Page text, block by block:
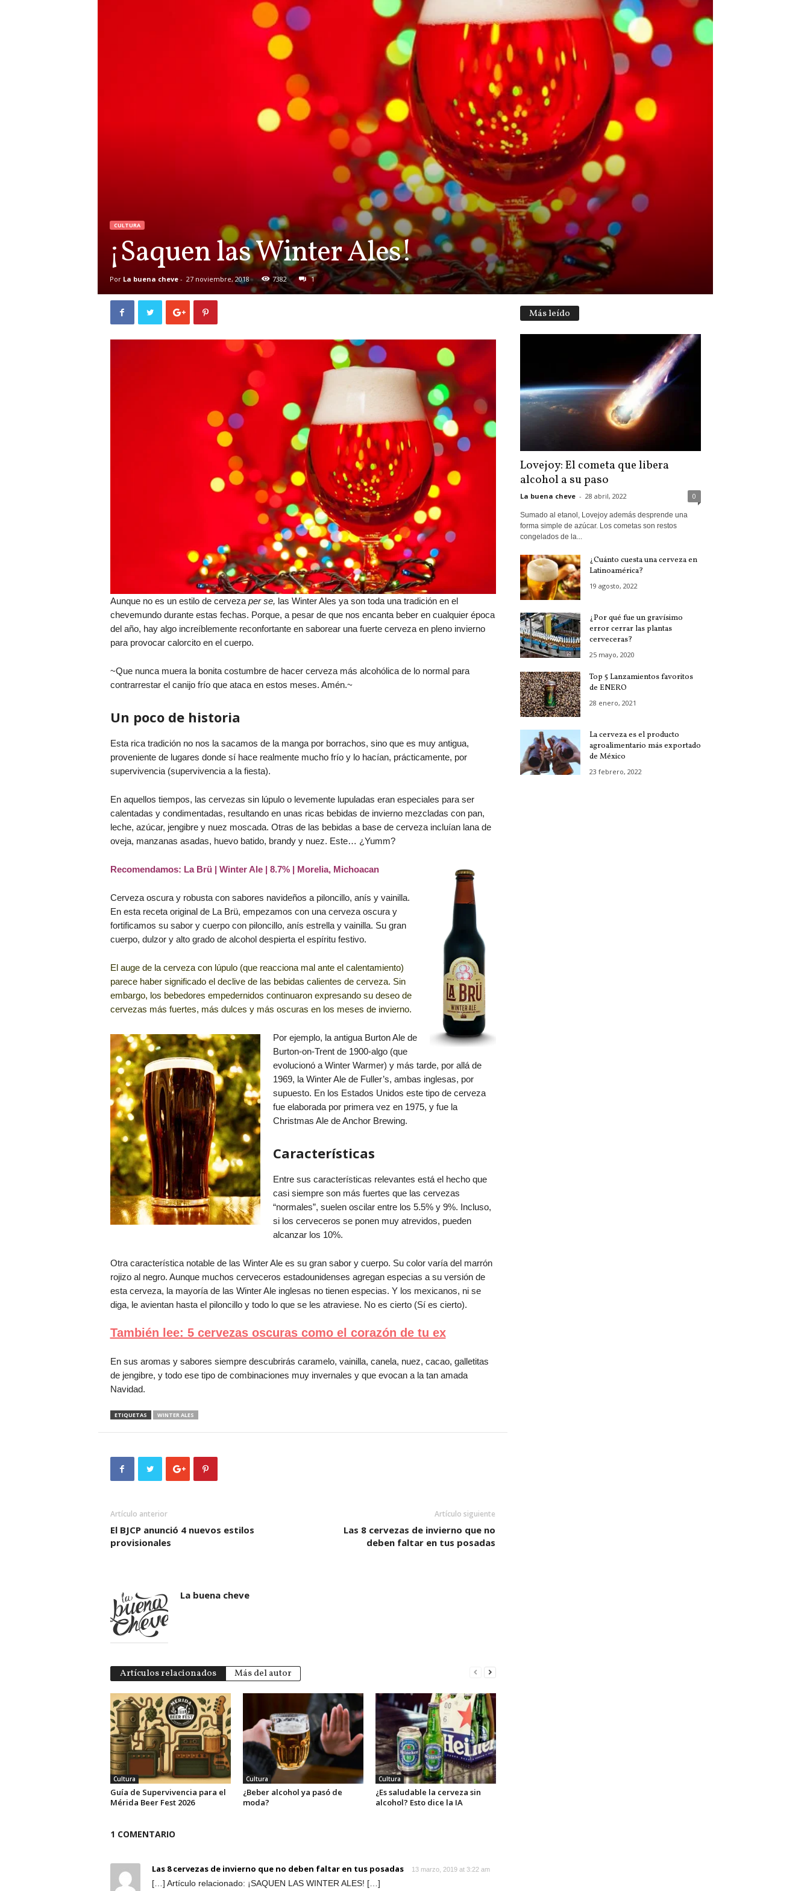
CULTURA
¡Saquen las Winter Ales!
Por La buena cheve- 27 noviembre, 2018 7382 1
Aunque no es un estilo de cerveza per se, las Winter Ales ya son toda una tradición en el
chevemundo durante estas fechas. Porque, a pesar de que nos encanta beber en cualquier época
del año, hay algo increíblemente reconfortante en saborear una fuerte cerveza en pleno invierno
para provocar calorcito en el cuerpo.
~Que nunca muera la bonita costumbre de hacer cerveza más alcohólica de lo normal para
contrarrestar el canijo frío que ataca en estos meses. Amén.~
Un poco de historia
Esta rica tradición no nos la sacamos de la manga por borrachos, sino que es muy antigua,
proveniente de lugares donde sí hace realmente mucho frío y lo hacían, prácticamente, por
supervivencia (supervivencia a la fiesta).
En aquellos tiempos, las cervezas sin lúpulo o levemente lupuladas eran especiales para ser
calentadas y condimentadas, resultando en unas ricas bebidas de invierno mezcladas con pan,
leche, azúcar, jengibre y nuez moscada. Otras de las bebidas a base de cerveza incluían lana de
oveja, manzanas asadas, huevo batido, brandy y nuez. Este… ¿Yumm?
Recomendamos: La Brü | Winter Ale | 8.7% | Morelia, Michoacan
Cerveza oscura y robusta con sabores navideños a piloncillo, anís y vainilla.
En esta receta original de La Brü, empezamos con una cerveza oscura y
fortificamos su sabor y cuerpo con piloncillo, anís estrella y vainilla. Su gran
cuerpo, dulzor y alto grado de alcohol despierta el espíritu festivo.
El auge de la cerveza con lúpulo (que reacciona mal ante el calentamiento)
parece haber significado el declive de las bebidas calientes de cerveza. Sin
embargo, los bebedores empedernidos continuaron expresando su deseo de
cervezas más fuertes, más dulces y más oscuras en los meses de invierno.
Por ejemplo, la antigua Burton Ale de
Burton-on-Trent de 1900-algo (que
evolucionó a Winter Warmer) y más tarde, por allá de
1969, la Winter Ale de Fuller’s, ambas inglesas, por
supuesto. En los Estados Unidos este tipo de cerveza
fue elaborada por primera vez en 1975, y fue la
Christmas Ale de Anchor Brewing.
Características
Entre sus características relevantes está el hecho que
casi siempre son más fuertes que las cervezas
“normales”, suelen oscilar entre los 5.5% y 9%. Incluso,
si los cerveceros se ponen muy atrevidos, pueden
alcanzar los 10%.
Otra característica notable de las Winter Ale es su gran sabor y cuerpo. Su color varía del marrón
rojizo al negro. Aunque muchos cerveceros estadounidenses agregan especias a su versión de
esta cerveza, la mayoría de las Winter Ale inglesas no tienen especias. Y los mexicanos, ni se
diga, le avientan hasta el piloncillo y todo lo que se les atraviese. No es cierto (Sí es cierto).
También lee: 5 cervezas oscuras como el corazón de tu ex
En sus aromas y sabores siempre descubrirás caramelo, vainilla, canela, nuez, cacao, galletitas
de jengibre, y todo ese tipo de combinaciones muy invernales y que evocan a la tan amada
Navidad.
ETIQUETAS WINTER ALES
Artículo anterior
El BJCP anunció 4 nuevos estilos
provisionales
Artículo siguiente
Las 8 cervezas de invierno que no
deben faltar en tus posadas
La buena cheve
Artículos relacionados Más del autor
Cultura
Guía de Supervivencia para el
Mérida Beer Fest 2026
Cultura
¿Beber alcohol ya pasó de
moda?
Cultura
¿Es saludable la cerveza sin
alcohol? Esto dice la IA
1 COMENTARIO
Las 8 cervezas de invierno que no deben faltar en tus posadas 13 marzo, 2019 at 3:22 am
[…] Artículo relacionado: ¡SAQUEN LAS WINTER ALES! […]
Más leído
Lovejoy: El cometa que libera
alcohol a su paso
La buena cheve - 28 abril, 2022 0
Sumado al etanol, Lovejoy además desprende una
forma simple de azúcar. Los cometas son restos
congelados de la...
¿Cuánto cuesta una cerveza en
Latinoamérica?
19 agosto, 2022
¿Por qué fue un gravísimo
error cerrar las plantas
cerveceras?
25 mayo, 2020
Top 5 Lanzamientos favoritos
de ENERO
28 enero, 2021
La cerveza es el producto
agroalimentario más exportado
de México
23 febrero, 2022